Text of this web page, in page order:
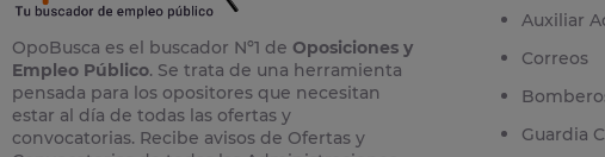
OpoBusca es el buscador Nº1 de Oposiciones y
Empleo Público. Se trata de una herramienta
pensada para los opositores que necesitan
estar al día de todas las ofertas y
convocatorias. Recibe avisos de Ofertas y
Auxiliar
Correos
Guardia